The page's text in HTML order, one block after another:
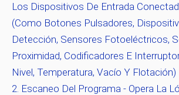
Los Dispositivos De Entrada
(como Botones Pulsadores,
Detección, Sensores Fotoeléctricos,
Proximidad, Codificadores E
Nivel, Temperatura, Vacío Y Flotación)
Escaneo Del Programa - Opera La